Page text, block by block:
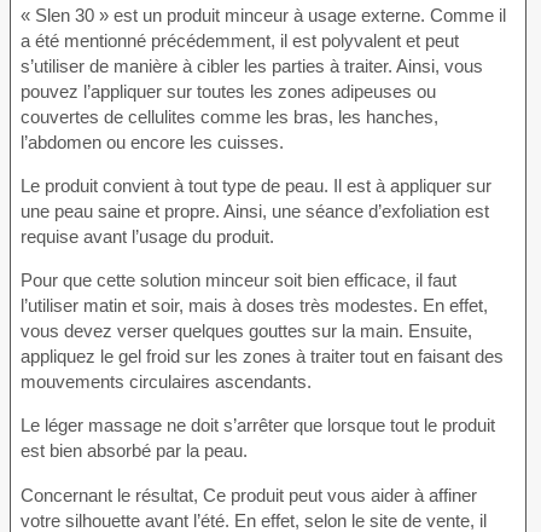
« Slen 30 » est un produit minceur à usage externe. Comme il
a été mentionné précédemment, il est polyvalent et peut
s’utiliser de manière à cibler les parties à traiter. Ainsi, vous
pouvez l’appliquer sur toutes les zones adipeuses ou
couvertes de cellulites comme les bras, les hanches,
l’abdomen ou encore les cuisses.
Le produit convient à tout type de peau. Il est à appliquer sur
une peau saine et propre. Ainsi, une séance d’exfoliation est
requise avant l’usage du produit.
Pour que cette solution minceur soit bien efficace, il faut
l’utiliser matin et soir, mais à doses très modestes. En effet,
vous devez verser quelques gouttes sur la main. Ensuite,
appliquez le gel froid sur les zones à traiter tout en faisant des
mouvements circulaires ascendants.
Le léger massage ne doit s’arrêter que lorsque tout le produit
est bien absorbé par la peau.
Concernant le résultat, Ce produit peut vous aider à affiner
votre silhouette avant l’été. En effet, selon le site de vente, il